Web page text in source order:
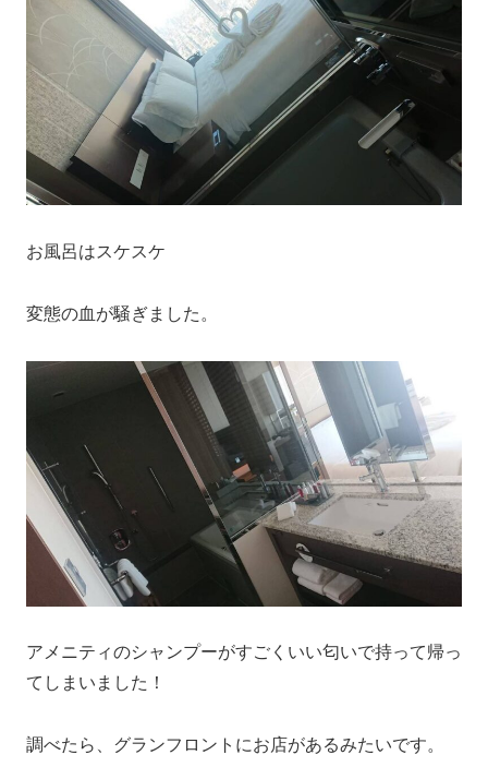
お風呂はスケスケ
変態の血が騒ぎました。
アメニティのシャンプーがすごくいい匂いで持って帰っ
てしまいました！
調べたら、グランフロントにお店があるみたいです。